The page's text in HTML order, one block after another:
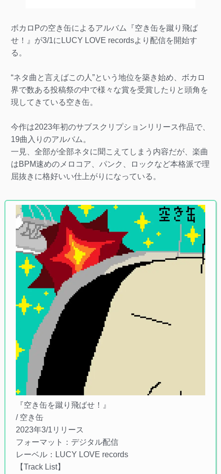
ボカロPの空き缶によるアルバム『空き缶を蹴り飛ば
せ！』が3/1にLUCY LOVE recordsより配信を開始す
る。
“ネタ曲と言えばこの人”という地位を築き始め、ボカロ
界で数ある投稿祭の中で様々な賞を受賞したりと頭角を
現してきている空き缶。
今作は2023年初のサブスクリプションリリース作品で、
19曲入りのアルバム。
一見、全部が全部ネタに聞こえてしまう内容だが、楽曲
はBPM速めのメロコア、パンク、ロックなど本格派で理
屈抜きに格好いい仕上がりになっている。
『空き缶を蹴り飛ばせ！』
/ 空き缶
2023年3/1リリース
フォーマット：デジタル配信
レーベル：LUCY LOVE records
【Track List】